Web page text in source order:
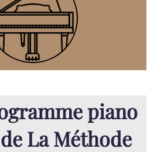
piano
La Méthode